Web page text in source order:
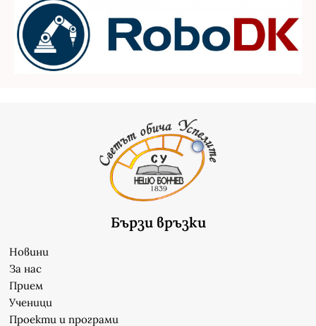
Бързи връзки
Новини
За нас
Прием
Ученици
Проекти и програми